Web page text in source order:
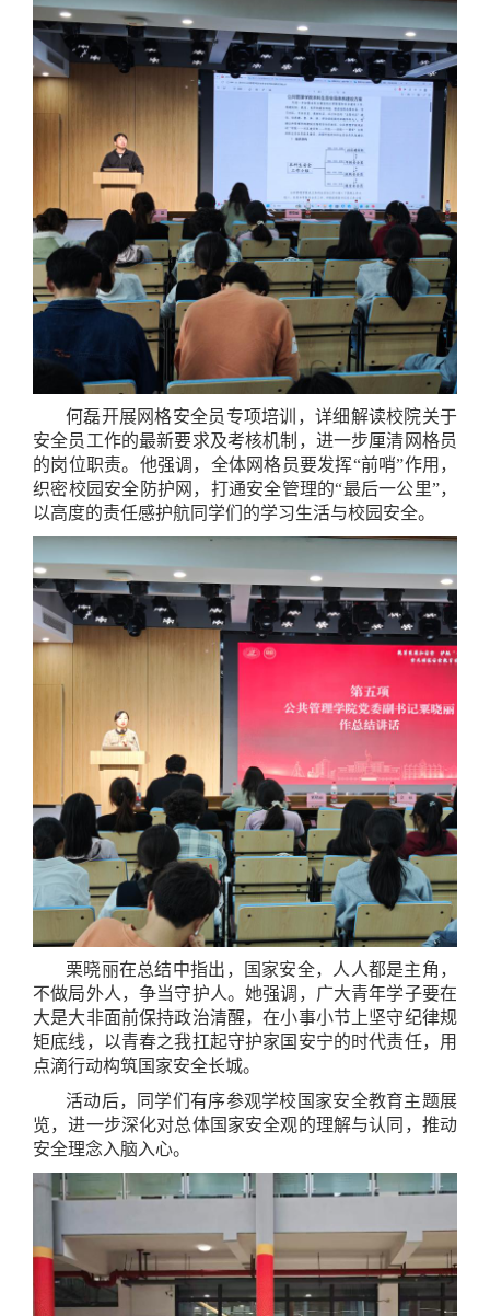
何磊开展网格安全员专项培训，详细解读校院关于
安全员工作的最新要求及考核机制，进一步厘清网格员
的岗位职责。他强调，全体网格员要发挥“前哨”作用，
织密校园安全防护网，打通安全管理的“最后一公里”，
以高度的责任感护航同学们的学习生活与校园安全。
栗晓丽在总结中指出，国家安全，人人都是主角，
不做局外人，争当守护人。她强调，广大青年学子要在
大是大非面前保持政治清醒，在小事小节上坚守纪律规
矩底线，以青春之我扛起守护家国安宁的时代责任，用
点滴行动构筑国家安全长城。
活动后，同学们有序参观学校国家安全教育主题展
览，进一步深化对总体国家安全观的理解与认同，推动
安全理念入脑入心。